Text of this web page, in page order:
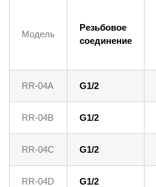
Модель
Резьбовое
соединение
RR-04A G1/2
RR-04B G1/2
RR-04C G1/2
RR-04D G1/2